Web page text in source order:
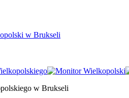
w Brukseli
w Brukseli